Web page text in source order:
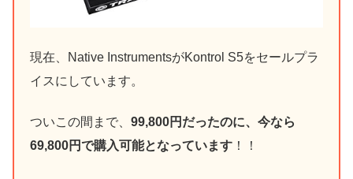
現在、Native InstrumentsがKontrol S5をセールプラ
イスにしています。
ついこの間まで、 99,800円だったのに、今なら
69,800円で購入可能となっています ！！